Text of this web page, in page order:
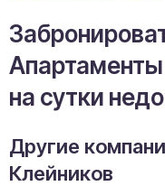
Апартаменты
на сутки
Другие
Клейников